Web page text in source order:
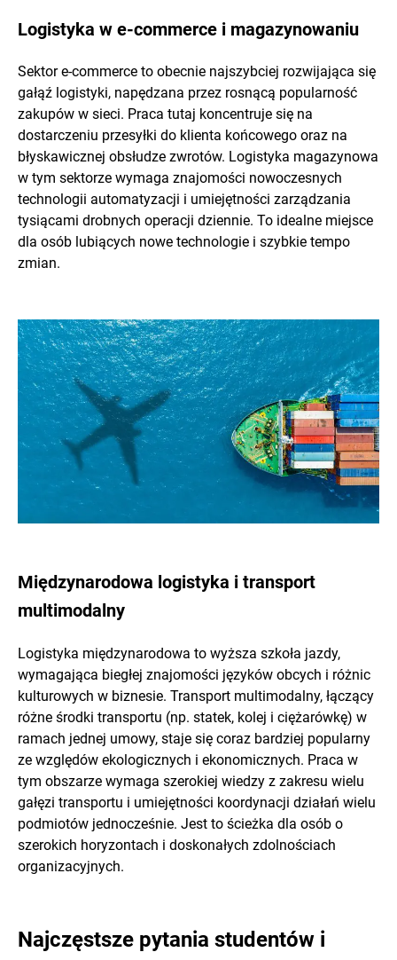
Logistyka w e-commerce i magazynowaniu
Sektor e-commerce to obecnie najszybciej rozwijająca się
gałąź logistyki, napędzana przez rosnącą popularność
zakupów w sieci. Praca tutaj koncentruje się na
dostarczeniu przesyłki do klienta końcowego oraz na
błyskawicznej obsłudze zwrotów. Logistyka magazynowa
w tym sektorze wymaga znajomości nowoczesnych
technologii automatyzacji i umiejętności zarządzania
tysiącami drobnych operacji dziennie. To idealne miejsce
dla osób lubiących nowe technologie i szybkie tempo
zmian.
Międzynarodowa logistyka i transport
multimodalny
Logistyka międzynarodowa to wyższa szkoła jazdy,
wymagająca biegłej znajomości języków obcych i różnic
kulturowych w biznesie. Transport multimodalny, łączący
różne środki transportu (np. statek, kolej i ciężarówkę) w
ramach jednej umowy, staje się coraz bardziej popularny
ze względów ekologicznych i ekonomicznych. Praca w
tym obszarze wymaga szerokiej wiedzy z zakresu wielu
gałęzi transportu i umiejętności koordynacji działań wielu
podmiotów jednocześnie. Jest to ścieżka dla osób o
szerokich horyzontach i doskonałych zdolnościach
organizacyjnych.
Najczęstsze pytania studentów i